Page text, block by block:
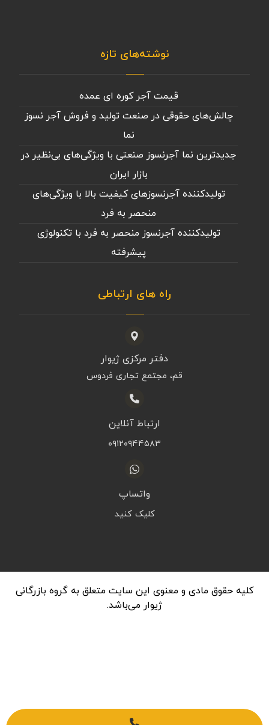
نوشته‌های تازه
قیمت آجر کوره ای عمده
چالش‌های حقوقی در صنعت تولید و فروش آجر نسوز
نما
جدیدترین نما آجرنسوز صنعتی با ویژگی‌های بی‌نظیر در
بازار ایران
تولیدکننده آجرنسوزهای کیفیت بالا با ویژگی‌های
منحصر به فرد
تولیدکننده آجرنسوز منحصر به فرد با تکنولوژی
پیشرفته
راه های ارتباطی
دفتر مرکزی ژیوار
قم، مجتمع تجاری فردوس
ارتباط آنلاین
۰۹۱۲۰۹۴۴۵۸۳
واتساپ
کلیک کنید
کلیه حقوق مادی و معنوی این سایت متعلق به گروه بازرگانی
ژیوار می‌باشد.